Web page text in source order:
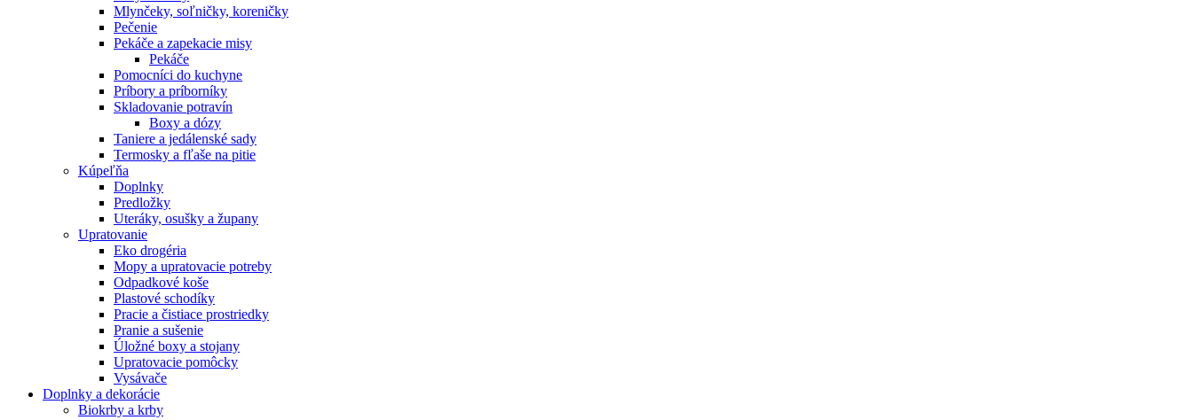
Mlynčeky, soľničky, koreničky
Pečenie
Pekáče a zapekacie misy
Pekáče
Pomocníci do kuchyne
Príbory a príborníky
Skladovanie potravín
Boxy a dózy
Taniere a jedálenské sady
Termosky a fľaše na pitie
Kúpeľňa
Doplnky
Predložky
Uteráky, osušky a župany
Upratovanie
Eko drogéria
Mopy a upratovacie potreby
Odpadkové koše
Plastové schodíky
Pracie a čistiace prostriedky
Pranie a sušenie
Úložné boxy a stojany
Upratovacie pomôcky
Vysávače
Doplnky a dekorácie
Biokrby a krby